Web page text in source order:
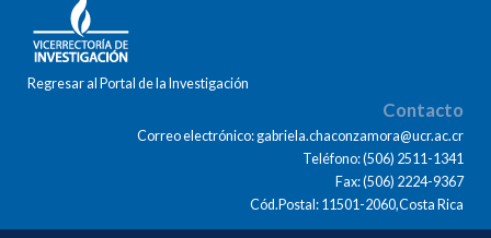
Regresar al Portal de la Investigación
Contacto
Correo electrónico: gabriela.chaconzamora@ucr.ac.cr
Teléfono: (506) 2511-1341
Fax: (506) 2224-9367
Cód.Postal: 11501-2060,Costa Rica